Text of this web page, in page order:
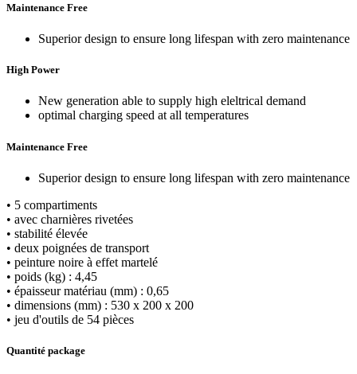
Maintenance Free
Superior design to ensure long lifespan with zero maintenance
High Power
New generation able to supply high eleltrical demand
optimal charging speed at all temperatures
Maintenance Free
Superior design to ensure long lifespan with zero maintenance
• 5 compartiments
• avec charnières rivetées
• stabilité élevée
• deux poignées de transport
• peinture noire à effet martelé
• poids (kg) : 4,45
• épaisseur matériau (mm) : 0,65
• dimensions (mm) : 530 x 200 x 200
• jeu d'outils de 54 pièces
Quantité package